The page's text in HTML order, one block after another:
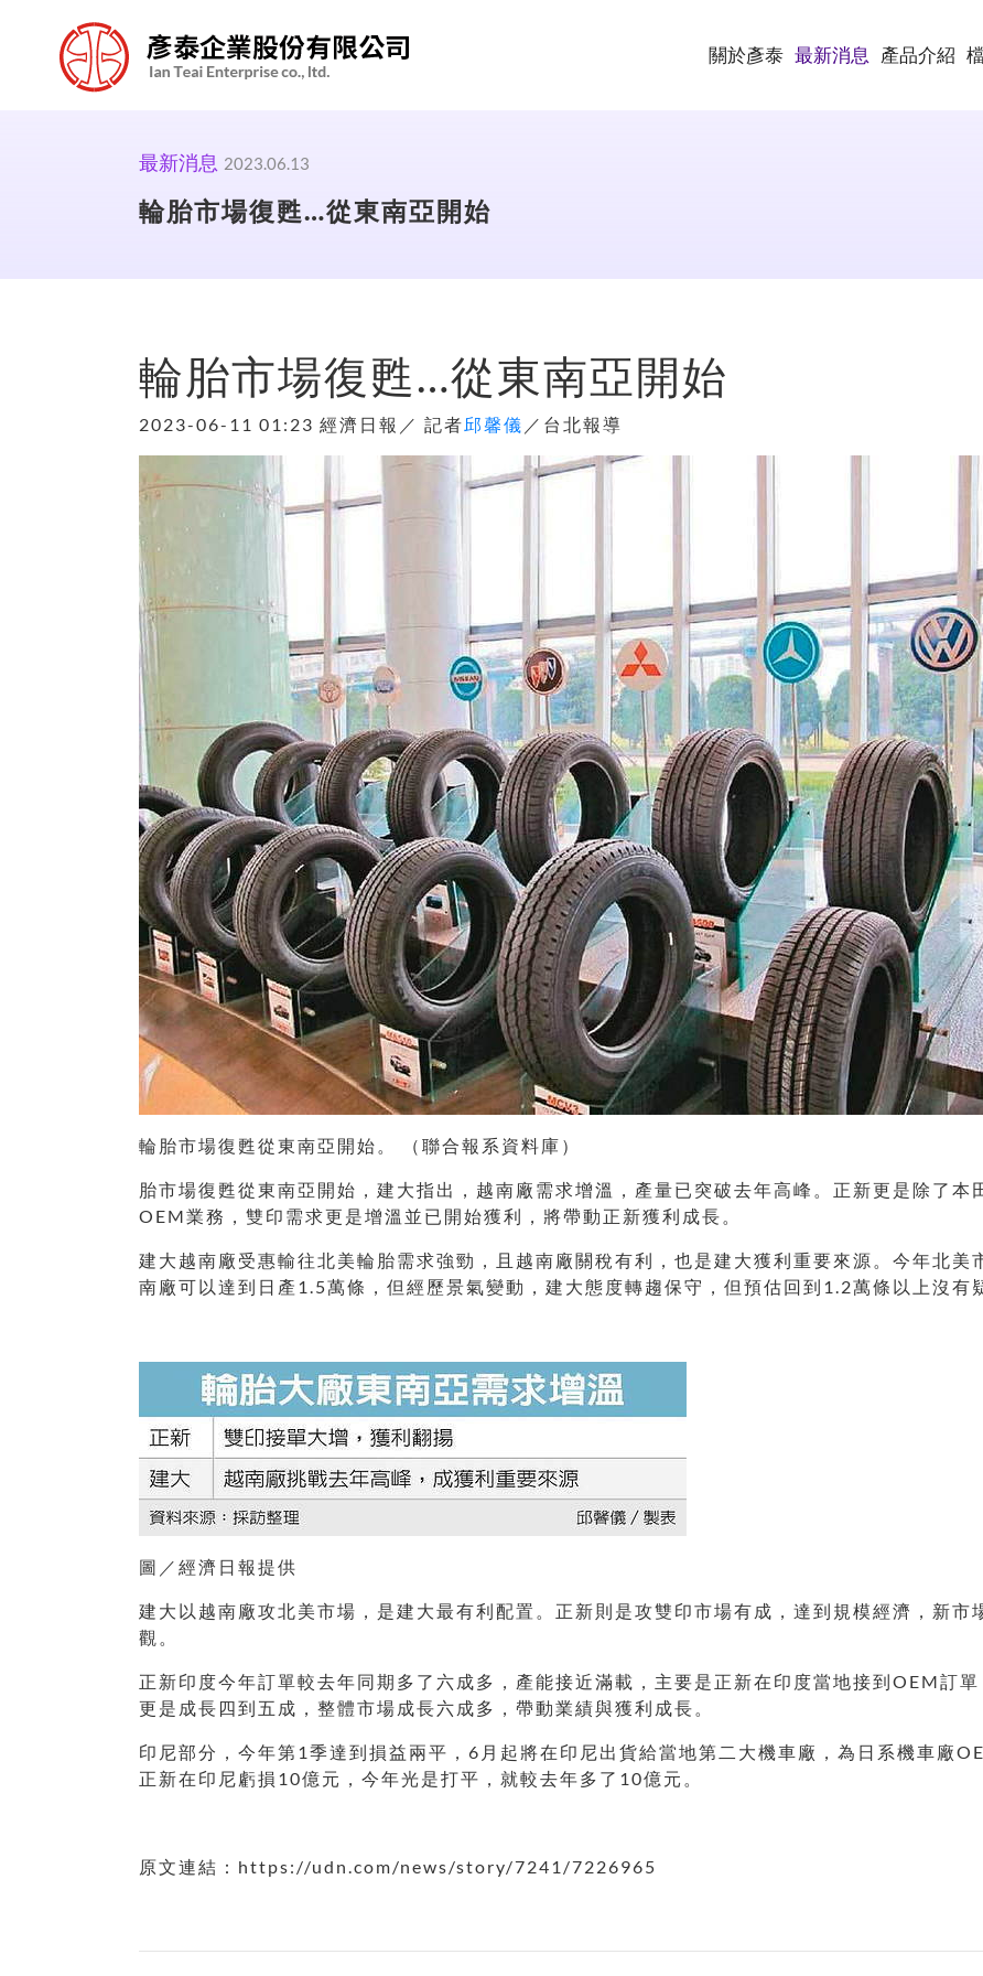
關於彥泰 最新消息 產品介紹
最新消息 2023.06.13
輪胎市場復甦…從東南亞開始
輪胎市場復甦…從東南亞開始
2023-06-11 01:23 經濟日報／ 記者邱馨儀 ／台北報導
輪胎市場復甦從東南亞開始。 （聯合報系資料庫）
胎市場復甦從東南亞開始，建大指出，越南廠需求增溫，產量已突破去年高峰。正新更是除了
OEM業務，雙印需求更是增溫並已開始獲利，將帶動正新獲利成長。
建大越南廠受惠輸往北美輪胎需求強勁，且越南廠關稅有利，也是建大獲利重要來源。今年北
南廠可以達到日產1.5萬條，但經歷景氣變動，建大態度轉趨保守，但預估回到1.2萬條以上沒有
圖／經濟日報提供
建大以越南廠攻北美市場，是建大最有利配置。正新則是攻雙印市場有成，達到規模經濟，新市
觀。
正新印度今年訂單較去年同期多了六成多，產能接近滿載，主要是正新在印度當地接到OEM訂
更是成長四到五成，整體市場成長六成多，帶動業績與獲利成長。
印尼部分，今年第1季達到損益兩平，6月起將在印尼出貨給當地第二大機車廠，為日系機車廠
正新在印尼虧損10億元，今年光是打平，就較去年多了10億元。
原文連結：https://udn.com/news/story/7241/7226965